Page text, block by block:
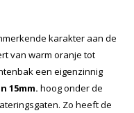
karakter aan de
van warm oranje tot
een eigenzinnig
15mm. hoog onder de
Zo heeft de